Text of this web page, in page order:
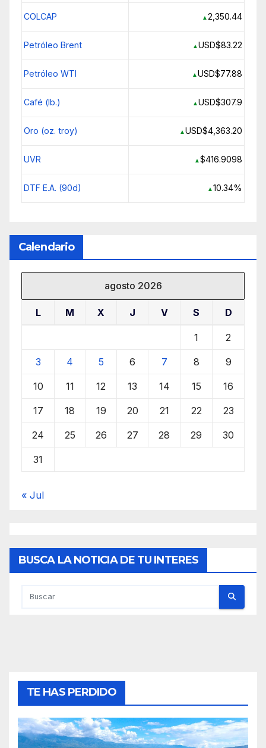
COLCAP ▲2,350.44
Petróleo Brent ▲USD$83.22
Petróleo WTI ▲USD$77.88
Café (lb.) ▲USD$307.9
Oro (oz. troy) ▲USD$4,363.20
UVR ▲$416.9098
DTF E.A. (90d) ▲ 10.34%
Calendario
agosto 2026
L M X J V S D
1 2
3 4 5 6 7 8 9
10 11 12 13 14 15 16
17 18 19 20 21 22 23
24 25 26 27 28 29 30
31
« Jul
BUSCA LA NOTICIA DE TU INTERES
TE HAS PERDIDO